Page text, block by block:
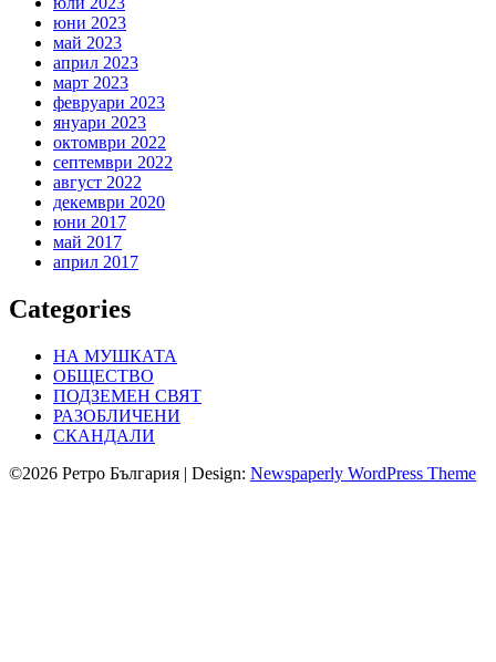
юни 2023
май 2023
април 2023
март 2023
февруари 2023
януари 2023
октомври 2022
септември 2022
август 2022
декември 2020
юни 2017
май 2017
април 2017
Categories
НА МУШКАТА
ОБЩЕСТВО
ПОДЗЕМЕН СВЯТ
РАЗОБЛИЧЕНИ
СКАНДАЛИ
©2026 Ретро България | Design: Newspaperly WordPress Theme